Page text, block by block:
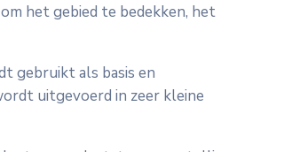
het gebied te bedekken, het
gebruikt als basis en
uitgevoerd in zeer kleine